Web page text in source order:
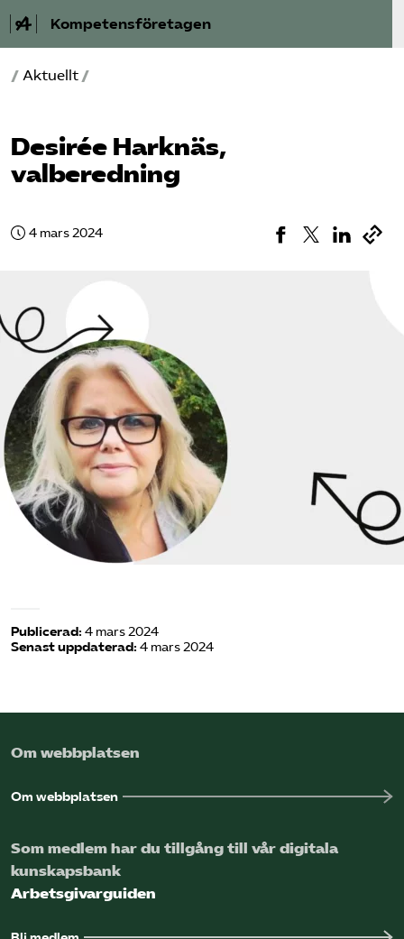
Kompetensföretagen
Aktuellt
A-Ö
Auktorisation
Medlemskap
Kurser och aktiviteter
Om oss
Omsättningsstatistik
Webbutik
Mina sidor
Logga in på Arbetsgivarguiden
In english
/ Aktuellt /
Desirée Harknäs,
valberedning
4 mars 2024
Publicerad: 4 mars 2024
Senast uppdaterad: 4 mars 2024
Om webbplatsen
Om webbplatsen
Som medlem har du tillgång till vår digitala
kunskapsbank
Arbetsgivarguiden